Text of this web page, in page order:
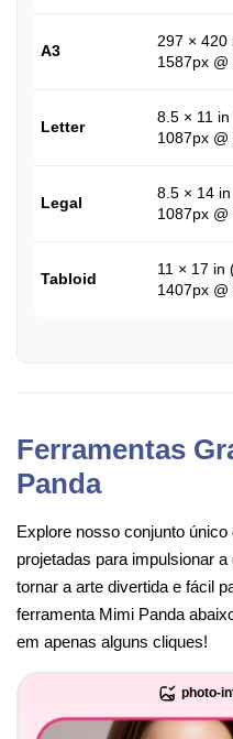
A3
297 × 420
1587px @
Letter
8.5 × 11
1087px @
Legal
8.5 × 14
1087px @
Tabloid
11 × 17 in
1407px @
Ferramentas
Panda
Explore nosso conjunto
projetadas para impulsionar
tornar a arte divertida e fácil
ferramenta Mimi Panda
em apenas alguns cliques!
photo-